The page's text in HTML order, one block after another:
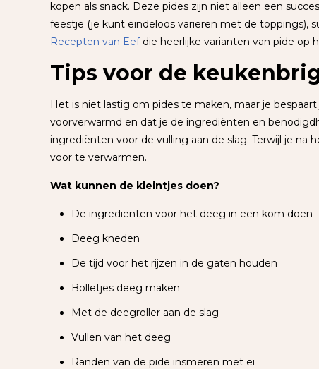
kopen als snack. Deze pides zijn niet alleen een
feestje (je kunt eindeloos variëren met de toppings),
Recepten van Eefdie heerlijke varianten van pide op
Tips voor de
Het is niet lastig om pides te maken, maar je
voorverwarmd en dat je de ingrediënten en
ingrediënten voor de vulling aan de slag. Terwijl je
voor te verwarmen.
Wat kunnen de kleintjes doen?
De ingredienten voor het deeg in een kom doen
Deeg kneden
De tijd voor het rijzen in de gaten houden
Bolletjes deeg maken
Met de deegroller aan de slag
Vullen van het deeg
Randen van de pide insmeren met ei